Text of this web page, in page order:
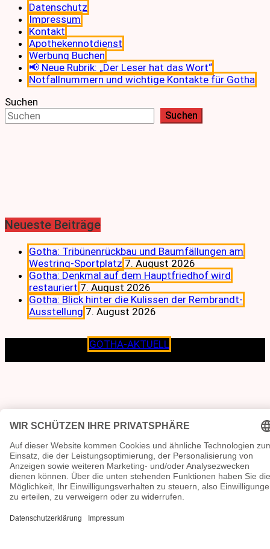
Datenschutz
Impressum
Kontakt
Apothekennotdienst
Werbung Buchen
📢 Neue Rubrik: „Der Leser hat das Wort“
Notfallnummern und wichtige Kontakte für Gotha
Suchen
Suchen
Neueste Beiträge
Gotha: Tribünenrückbau und Baumfällungen am
Westring-Sportplatz 7. August 2026
Gotha: Denkmal auf dem Hauptfriedhof wird
restauriert 7. August 2026
Gotha: Blick hinter die Kulissen der Rembrandt-
Ausstellung 7. August 2026
GOTHA-AKTUELL
Lokalen verpflichtet.